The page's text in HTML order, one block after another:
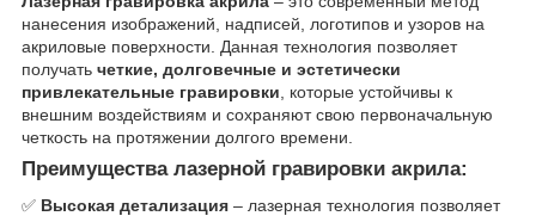
нанесения изображений, надписей, логотипов и узоров на
акриловые поверхности. Данная технология позволяет
получать четкие, долговечные и эстетически
привлекательные гравировки , которые устойчивы к
внешним воздействиям и сохраняют свою первоначальную
четкость на протяжении долгого времени.
Преимущества лазерной гравировки акрила:
✅ Высокая детализация – лазерная технология позволяет